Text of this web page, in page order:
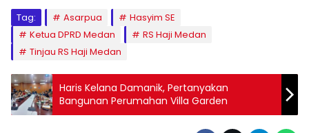
Tag: Asarpua
Hasyim SE
Ketua DPRD Medan
RS Haji Medan
Tinjau RS Haji Medan
Haris Kelana Damanik, Pertanyakan
Bangunan Perumahan Villa Garden